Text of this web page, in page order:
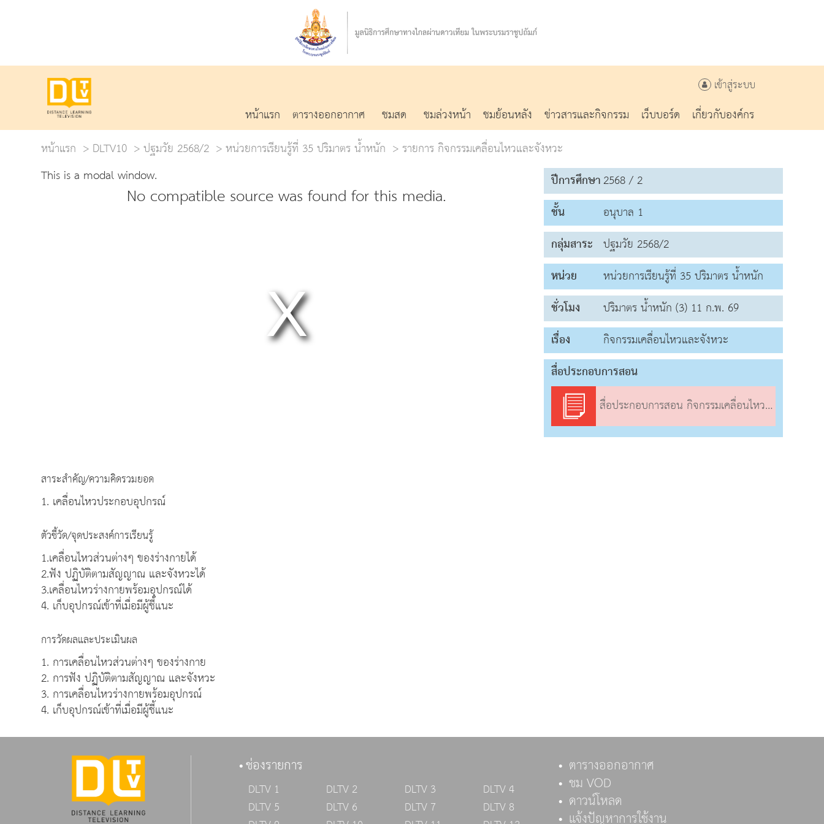
เข้าสู่ระบบ
หน้าแรก ตารางออกอากาศ ชมสด ชมล่วงหน้า ชมย้อนหลัง ข่าวสารและกิจกรรม เว็บบอร์ด
เกี่ยวกับองค์กร
หน้าแรก
DLTV10 ปฐมวัย 2568/2 หน่วยการเรียนรู้ที่ 35 ปริมาตร น้ำหนัก
รายการ กิจกรรมเคลื่อนไหวและจังหวะ
This is a modal window.
No compatible source was found for this media.
สาระสำคัญ/ความคิดรวมยอด
1. เคลื่อนไหวประกอบอุปกรณ์
ตัวชี้วัด/จุดประสงค์การเรียนรู้
1.เคลื่อนไหวส่วนต่างๆ ของร่างกายได้
2.ฟัง ปฏิบัติตามสัญญาณ และจังหวะได้
3.เคลื่อนไหวร่างกายพร้อมอุปกรณ์ได้
4. เก็บอุปกรณ์เข้าที่เมื่อมีผู้ชี้แนะ
การวัดผลและประเมินผล
1. การเคลื่อนไหวส่วนต่างๆ ของร่างกาย
2. การฟัง ปฏิบัติตามสัญญาณ และจังหวะ
3. การเคลื่อนไหวร่างกายพร้อมอุปกรณ์
4. เก็บอุปกรณ์เข้าที่เมื่อมีผู้ชี้แนะ
ปีการศึกษา2568 / 2
ชั้น
อนุบาล 1
กลุ่มสาระ ปฐมวัย 2568/2
หน่วย
หน่วยการเรียนรู้ที่ 35 ปริมาตร น้ำหนัก
ชั่วโมง
ปริมาตร น้ำหนัก (3) 11 ก.พ. 69
เรื่อง
กิจกรรมเคลื่อนไหวและจังหวะ
สื่อประกอบการสอน
สื่อประกอบการสอน กิจกรรมเคลื่อนไหวและจังหวะ
ช่องรายการ
DLTV 1 DLTV 2 DLTV 3
DLTV 4
DLTV 5
DLTV 6 DLTV 7
DLTV 8
ตารางออกอากาศ
ชม VOD
ดาวน์โหลด
แจ้งปัญหาการใช้งาน